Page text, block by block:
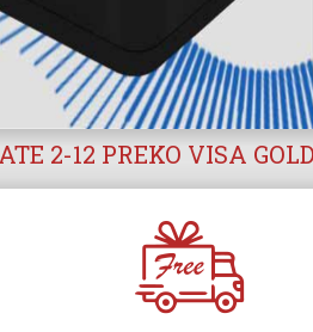
2-12 PREKO VISA